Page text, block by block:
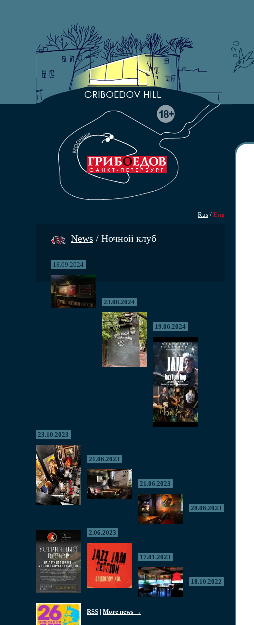
Rus / Eng
News / Ночной клуб
18.09.2024
23.08.2024
19.06.2024
23.10.2023
21.06.2023
21.06.2023
28.06.2023
2.06.2023
17.01.2023
18.10.2022
RSS | More news →